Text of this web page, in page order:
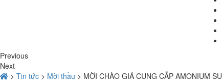
Previous
Next
> Tin tức > Mời thầu > MỜI CHÀO GIÁ CUNG CẤP AMONIUM